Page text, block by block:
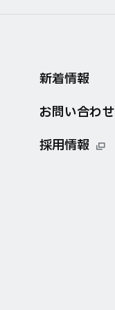
新着情報
お問い合わせ
採用情報